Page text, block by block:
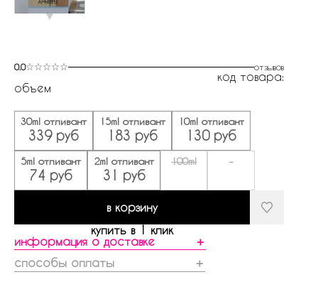
0.0 отзывов
код товара:
объем
30ml отливант
339 руб
15ml отливант
183 руб
10ml отливант
130 руб
5ml отливант
74 руб
2ml отливант
31 руб
100ml -
в корзину
купить в 1 клик
информация о доставке
＋
способы оплаты
＋